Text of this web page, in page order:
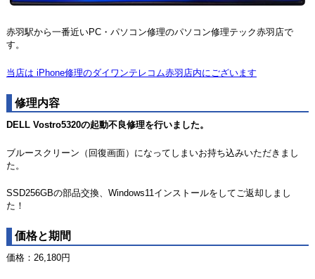
赤羽駅から一番近いPC・パソコン修理のパソコン修理テック赤羽店で
す。
当店は iPhone修理のダイワンテレコム赤羽店内にございます
修理内容
DELL Vostro5320の起動不良修理を行いました。
ブルースクリーン（回復画面）になってしまいお持ち込みいただきまし
た。
SSD256GBの部品交換、Windows11インストールをしてご返却しまし
た！
価格と期間
価格：26,180円